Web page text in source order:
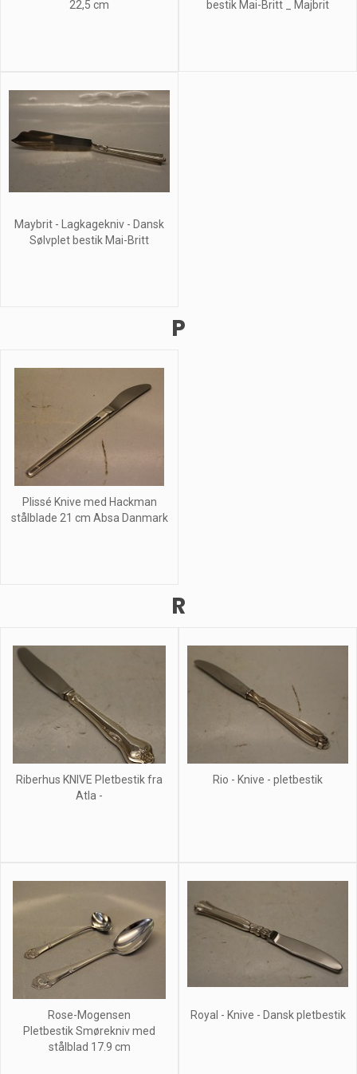
22,5 cm bestik Mai-Britt _ Majbrit
Maybrit - Lagkagekniv - Dansk
Sølvplet bestik Mai-Britt
P
Plissé Knive med Hackman
stålblade 21 cm Absa Danmark
R
Riberhus KNIVE Pletbestik fra
Atla -
Rio - Knive - pletbestik
Rose-Mogensen
Pletbestik Smørekniv med
stålblad 17.9 cm
Royal - Knive - Dansk pletbestik